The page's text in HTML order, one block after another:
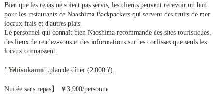
Bien que les repas ne soient pas servis, les clients peuvent recevoir un bon
pour les restaurants de Naoshima Backpackers qui servent des fruits de mer
locaux frais et d'autres plats.
Le personnel qui connaît bien Naoshima recommande des sites touristiques,
des lieux de rendez-vous et des informations sur les coulisses que seuls les
locaux connaissent.
"Yebisukamo".plan de dîner (2 000 ¥).
Nuitée sans repas】 ￥3,900/personne